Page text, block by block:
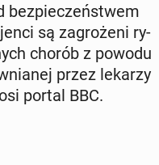
bez­pie­czeń­stwem
są za­gro­że­ni ry­
chorób z powodu
przez lekarzy
portal BBC.